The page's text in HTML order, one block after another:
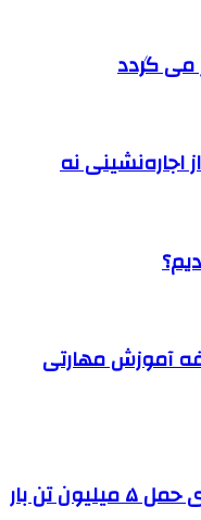
می گردد
اجاره‌نشینی نه
وظیفه آموزش مهارتی
توافق ایران و قزاقستان برای حمل ۵ میلیون تن بار